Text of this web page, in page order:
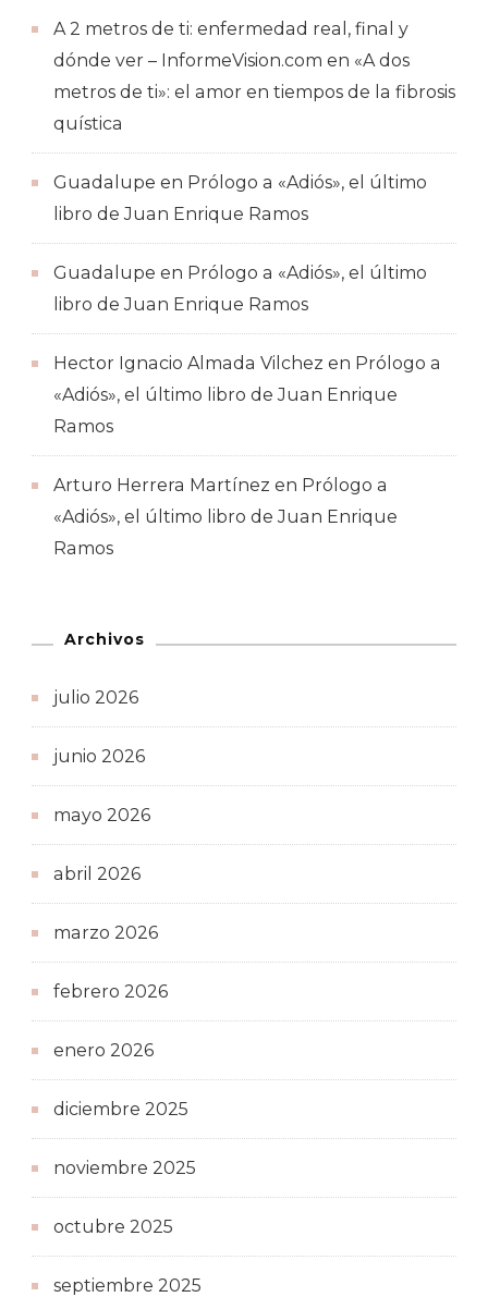
A 2 metros de ti: enfermedad real, final y
dónde ver – InformeVision.com en «A dos
metros de ti»: el amor en tiempos de la fibrosis
quística
Guadalupe en Prólogo a «Adiós», el último
libro de Juan Enrique Ramos
Guadalupe en Prólogo a «Adiós», el último
libro de Juan Enrique Ramos
Hector Ignacio Almada Vilchez en Prólogo a
«Adiós», el último libro de Juan Enrique
Ramos
Arturo Herrera Martínez en Prólogo a
«Adiós», el último libro de Juan Enrique
Ramos
Archivos
julio 2026
junio 2026
mayo 2026
abril 2026
marzo 2026
febrero 2026
enero 2026
diciembre 2025
noviembre 2025
octubre 2025
septiembre 2025